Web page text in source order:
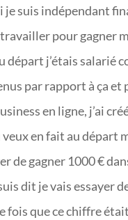
je suis indépendant
pour gagner
départ j’étais salarié
par rapport à ça et
en ligne, j’ai
en fait au départ
de gagner 1000 €
dit je vais essayer
fois que ce chiffre